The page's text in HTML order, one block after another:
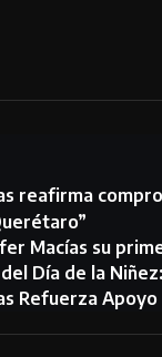
reafirma
Macías su
Día de la
Refuerza